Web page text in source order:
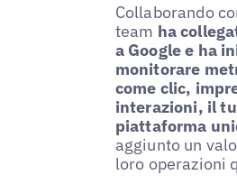
Collaborando
team ha
a Google e ha
monitorare
come clic,
interazioni, il
piattaforma
aggiunto un
loro operazioni